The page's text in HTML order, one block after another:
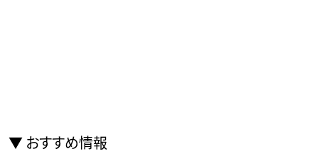
おすすめ情報